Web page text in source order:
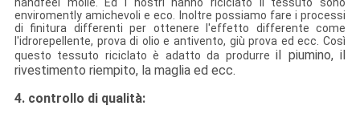
handfeel molle. Ed i nostri hanno riciclato il tessuto sono
enviromently amichevoli e eco. Inoltre possiamo fare i processi
di finitura differenti per ottenere l'effetto differente come
l'idrorepellente, prova di olio e antivento, giù prova ed ecc. Così
questo tessuto riciclato è adatto da produrreil piumino, il
rivestimento riempito, la maglia ed ecc.
4. controllo di qualità: